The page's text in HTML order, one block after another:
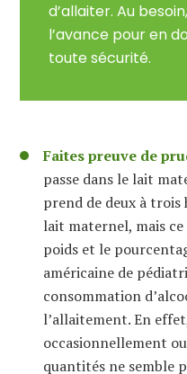
d’allaiter. Au
l’avance pour en
toute sécurité.
Faites preuve de
passe dans le lait
prend de deux à
lait maternel, mais
poids et le
américaine de
consommation
l’allaitement. En
occasionnellement
quantités ne semble